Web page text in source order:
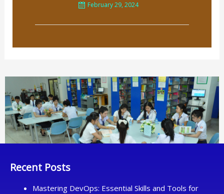
February 29, 2024
Recent Posts
Mastering DevOps: Essential Skills and Tools for